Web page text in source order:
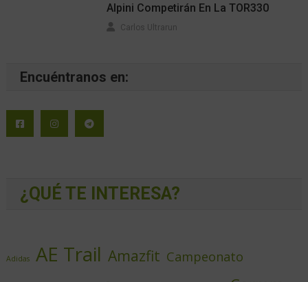
Alpini Competirán En La TOR330
Carlos Ultrarun
Encuéntranos en:
¿QUÉ TE INTERESA?
Adidas AE Trail Amazfit Campeonato